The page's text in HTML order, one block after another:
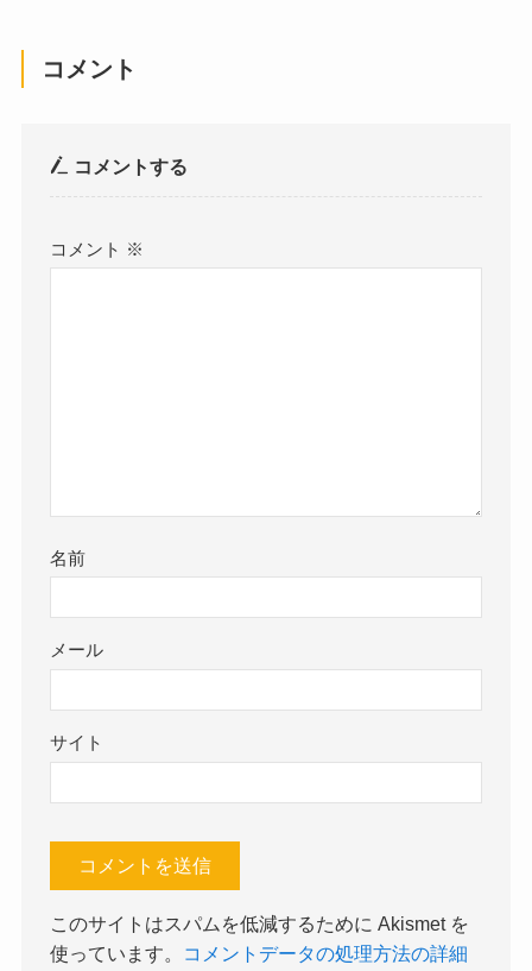
コメント
コメントする
コメント ※
名前
メール
サイト
このサイトはスパムを低減するために Akismet を
使っています。
コメントデータの処理方法の詳細